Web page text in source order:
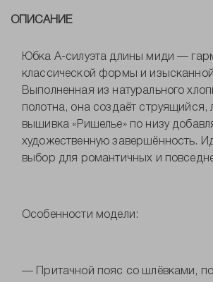
ОПИСАНИЕ
Юбка А-силуэта длины миди —
классической формы и
Выполненная из натурального
полотна, она создаёт струящийся,
вышивка «Ришелье» по низу
художественную завершённость.
выбор для романтичных и
Особенности модели:
— Притачной пояс со шлёвками,